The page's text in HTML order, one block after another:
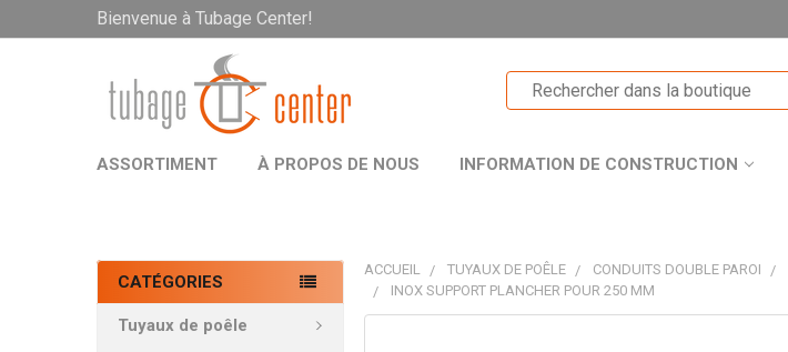
Bienvenue à Tubage Center!
ASSORTIMENT À PROPOS DE NOUS INFORMATION DE CONSTRUCTION
CATÉGORIES
Tuyaux de poêle
ACCUEIL TUYAUX DE POÊLE CONDUITS DOUBLE PAROI
INOX SUPPORT PLANCHER POUR 250 MM